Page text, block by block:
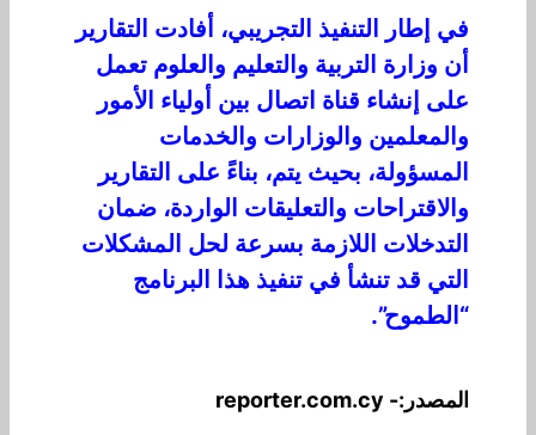
في إطار التنفيذ التجريبي، أفادت التقارير
أن وزارة التربية والتعليم والعلوم تعمل
على إنشاء قناة اتصال بين أولياء الأمور
والمعلمين والوزارات والخدمات
المسؤولة، بحيث يتم، بناءً على التقارير
والاقتراحات والتعليقات الواردة، ضمان
التدخلات اللازمة بسرعة لحل المشكلات
التي قد تنشأ في تنفيذ هذا البرنامج
“الطموح”.
المصدر:- reporter.com.cy